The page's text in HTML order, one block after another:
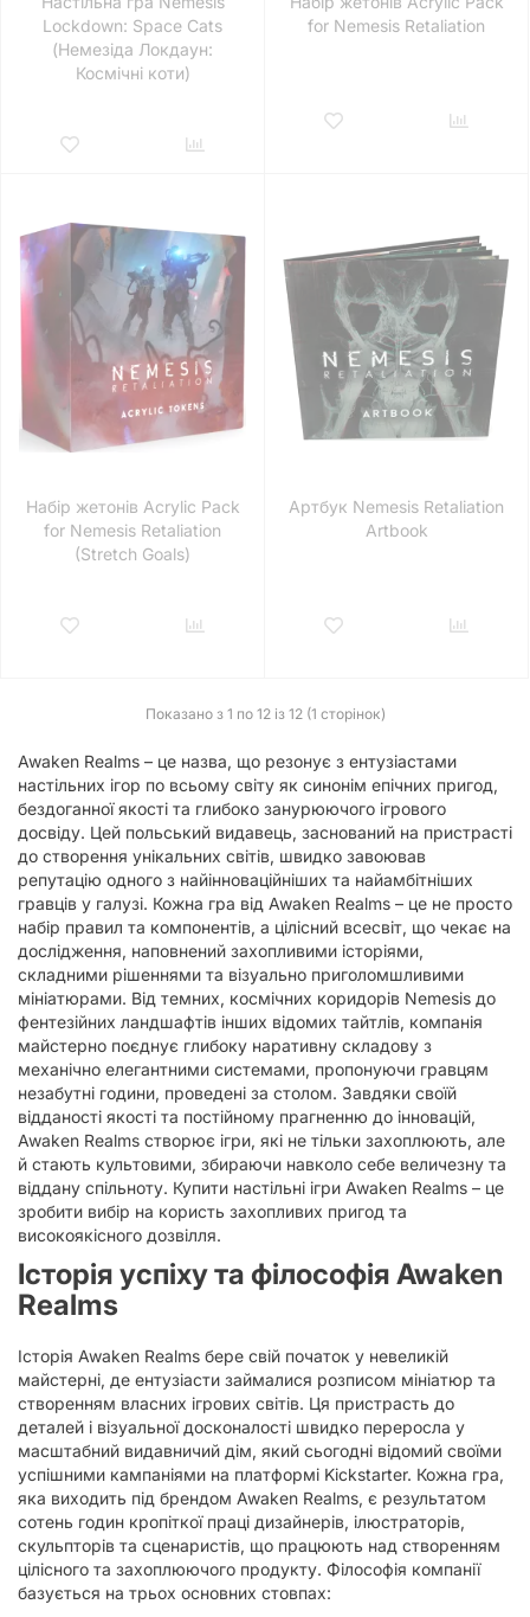
Lockdown: Space Cats
(Немезіда Локдаун:
Космічні коти)
for Nemesis Retaliation
Набір жетонів Acrylic Pack
for Nemesis Retaliation
(Stretch Goals)
Артбук Nemesis Retaliation
Artbook
Показано з 1 по 12 із 12 (1 сторінок)
Awaken Realms – це назва, що резонує з ентузіастами
настільних ігор по всьому світу як синонім епічних пригод,
бездоганної якості та глибоко занурюючого ігрового
досвіду. Цей польський видавець, заснований на пристрасті
до створення унікальних світів, швидко завоював
репутацію одного з найінноваційніших та найамбітніших
гравців у галузі. Кожна гра від Awaken Realms – це не просто
набір правил та компонентів, а цілісний всесвіт, що чекає на
дослідження, наповнений захопливими історіями,
складними рішеннями та візуально приголомшливими
мініатюрами. Від темних, космічних коридорів Nemesis до
фентезійних ландшафтів інших відомих тайтлів, компанія
майстерно поєднує глибоку наративну складову з
механічно елегантними системами, пропонуючи гравцям
незабутні години, проведені за столом. Завдяки своїй
відданості якості та постійному прагненню до інновацій,
Awaken Realms створює ігри, які не тільки захоплюють, але
й стають культовими, збираючи навколо себе величезну та
віддану спільноту. Купити настільні ігри Awaken Realms – це
зробити вибір на користь захопливих пригод та
високоякісного дозвілля.
Історія успіху та філософія Awaken
Realms
Історія Awaken Realms бере свій початок у невеликій
майстерні, де ентузіасти займалися розписом мініатюр та
створенням власних ігрових світів. Ця пристрасть до
деталей і візуальної досконалості швидко переросла у
масштабний видавничий дім, який сьогодні відомий своїми
успішними кампаніями на платформі Kickstarter. Кожна гра,
яка виходить під брендом Awaken Realms, є результатом
сотень годин кропіткої праці дизайнерів, ілюстраторів,
скульпторів та сценаристів, що працюють над створенням
цілісного та захоплюючого продукту. Філософія компанії
базується на трьох основних стовпах: